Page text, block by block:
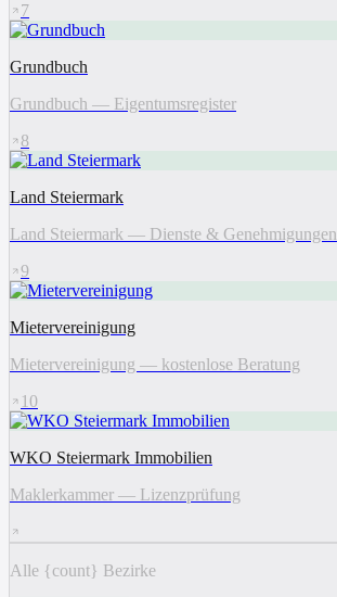
7
Grundbuch
Grundbuch — Eigentumsregister
8
Land Steiermark
Land Steiermark — Dienste & Genehmigungen
9
Mietervereinigung
Mietervereinigung — kostenlose Beratung
10
WKO Steiermark Immobilien
Maklerkammer — Lizenzprüfung
Alle {count} Bezirke